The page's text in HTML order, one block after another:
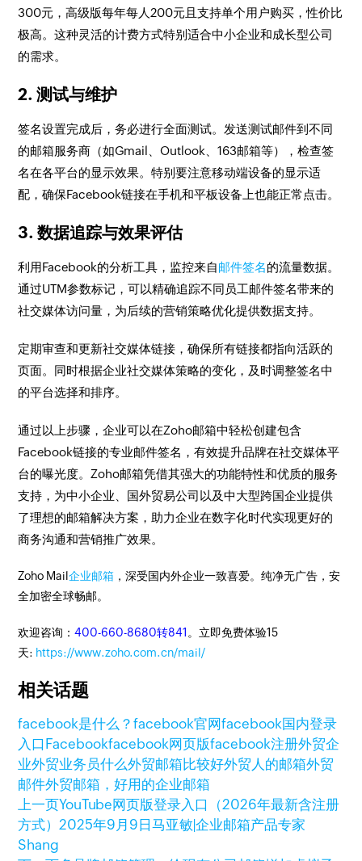
300元，高级版每年每人200元且支持单个用户购买，性价比
极高。这种灵活的计费方式特别适合中小企业和成长型公司
的需求。
2. 测试与维护
签名设置完成后，务必进行全面测试。发送测试邮件到不同
的邮箱服务商（如Gmail、Outlook、163邮箱等），检查签
名在各平台的显示效果。特别要注意移动端设备的显示适
配，确保Facebook链接在手机和平板设备上也能正常点击。
3. 数据追踪与效果评估
利用Facebook的分析工具，监控来自邮件签名的流量数据。
通过UTM参数标记，可以精确追踪不同员工邮件签名带来的
社交媒体访问量，为后续的营销策略优化提供数据支持。
定期审查和更新社交媒体链接，确保所有链接都指向活跃的
页面。同时根据企业社交媒体策略的变化，及时调整签名中
的平台选择和排序。
通过以上步骤，企业可以在Zoho邮箱中轻松创建包含
Facebook链接的专业邮件签名，有效提升品牌在社交媒体平
台的曝光度。Zoho邮箱凭借其强大的功能特性和优质的服务
支持，为中小企业、国外贸易公司以及中大型跨国企业提供
了理想的邮箱解决方案，助力企业在数字化时代实现更好的
商务沟通和营销推广效果。
Zoho Mail企业邮箱 ，深受国内外企业一致喜爱。纯净无广告，安
全加密全球畅邮。
欢迎咨询：400-660-8680转841 。立即免费体验15
天: https://www.zoho.com.cn/mail/
相关话题
facebook是什么？facebook官网facebook国内登录
入口 Facebookfacebook网页版facebook注册外贸企
业外贸业务员什么外贸邮箱比较好外贸人的邮箱外贸
邮件外贸邮箱，好用的企业邮箱
上一页YouTube网页版登录入口（2026年最新含注册
方式） 2025年9月9日马亚敏|企业邮箱产品专家
Shang